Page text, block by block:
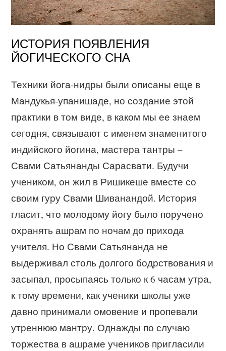
ИСТОРИЯ ПОЯВЛЕНИЯ
ЙОГИЧЕСКОГО СНА
Техники йога-нидры были описаны еще в
Мандукья-упанишаде, но создание этой
практики в том виде, в каком мы ее знаем
сегодня, связывают с именем знаменитого
индийского йогина, мастера тантры –
Свами Сатьянанды Сарасвати. Будучи
учеником, он жил в Ришикеше вместе со
своим гуру Свами Шиванандой. История
гласит, что молодому йогу было поручено
охранять ашрам по ночам до прихода
учителя. Но Свами Сатьянанда не
выдерживал столь долгого бодрствования и
засыпал, просыпаясь только к 6 часам утра,
к тому времени, как ученики школы уже
давно принимали омовение и пропевали
утреннюю мантру. Однажды по случаю
торжества в ашраме учеников пригласили